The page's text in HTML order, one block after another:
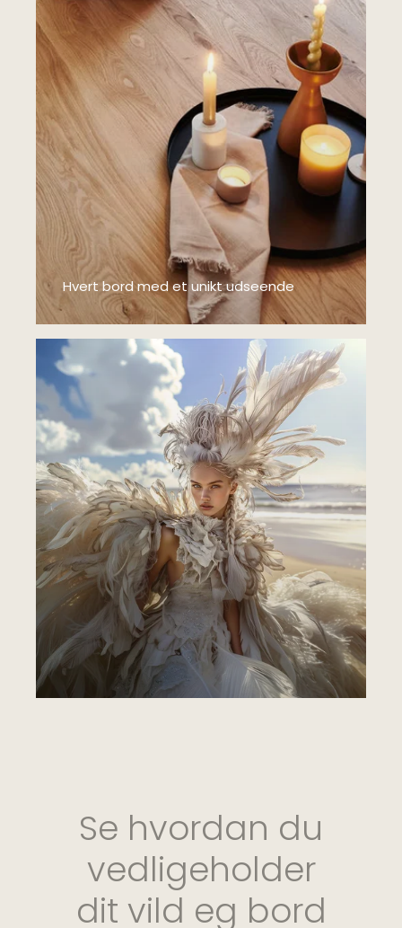
Hvert bord med et unikt udseende
Se hvordan du
vedligeholder
dit vild eg bord